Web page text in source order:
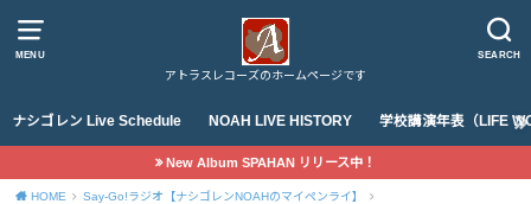
MENU SEARCH
アトラスレコーズのホームページです
ナシゴレン Live Schedule NOAH LIVE HISTORY 学校講演年表（LIFE
New Album SPAHAN リリース中！
HOME Say-Go!ラジオ【ナシゴレンNOAHのマイペンライ】